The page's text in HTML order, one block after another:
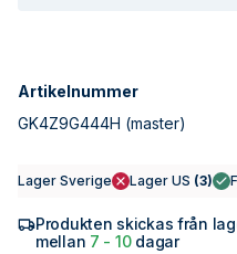
Artikelnummer
GK4Z9G444H (master)
Lager Sverige Lager US (3)
Produkten skickas från
mellan 7 - 10dagar